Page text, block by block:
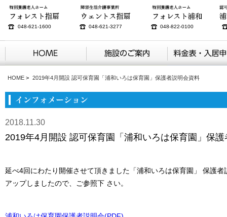
048-621-1600 048-621-3277 048-822-0100
HOME > 2019年4月開設 認可保育園「浦和いろは保育園」保護者説明会資料
2018.11.30
2019年4月開設 認可保育園「浦和いろは保育園」保
延べ4回にわたり開催させて頂きました「浦和いろは保育園」 保護
アップしましたので、ご参照下 さい。